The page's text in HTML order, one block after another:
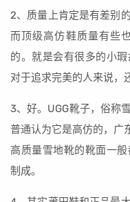
2、质量上肯定是有差别
而顶级高仿鞋质量有些
的。就是会有很多的小
对于追求完美的人来说，
3、好。UGG靴子，俗称
普通认为它是高仿的，广
高质量雪地靴的靴面一
制成。